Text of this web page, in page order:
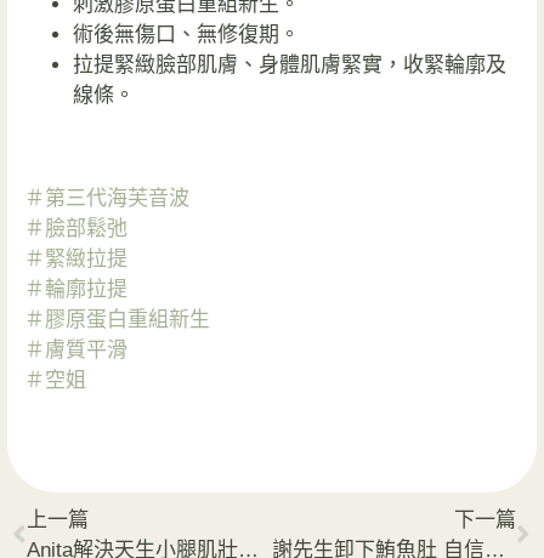
術後無傷口、無修復期。
拉提緊緻臉部肌膚、身體肌膚緊實，收緊輪廓及
線條。
＃第三代海芙音波
＃臉部鬆弛
＃緊緻拉提
＃輪廓拉提
＃膠原蛋白重組新生
＃膚質平滑
＃空姐
上一篇
Anita解決天生小腿肌壯碩的困擾
下一篇
謝先生卸下鮪魚肚 自信穿搭更有型